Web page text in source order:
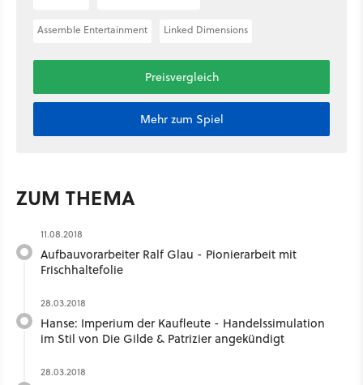
Assemble Entertainment Linked Dimensions
Preisvergleich
Mehr zum Spiel
ZUM THEMA
11.08.2018
Aufbauvorarbeiter Ralf Glau - Pionierarbeit mit
Frischhaltefolie
28.03.2018
Hanse: Imperium der Kaufleute - Handelssimulation
im Stil von Die Gilde & Patrizier angekündigt
28.03.2018